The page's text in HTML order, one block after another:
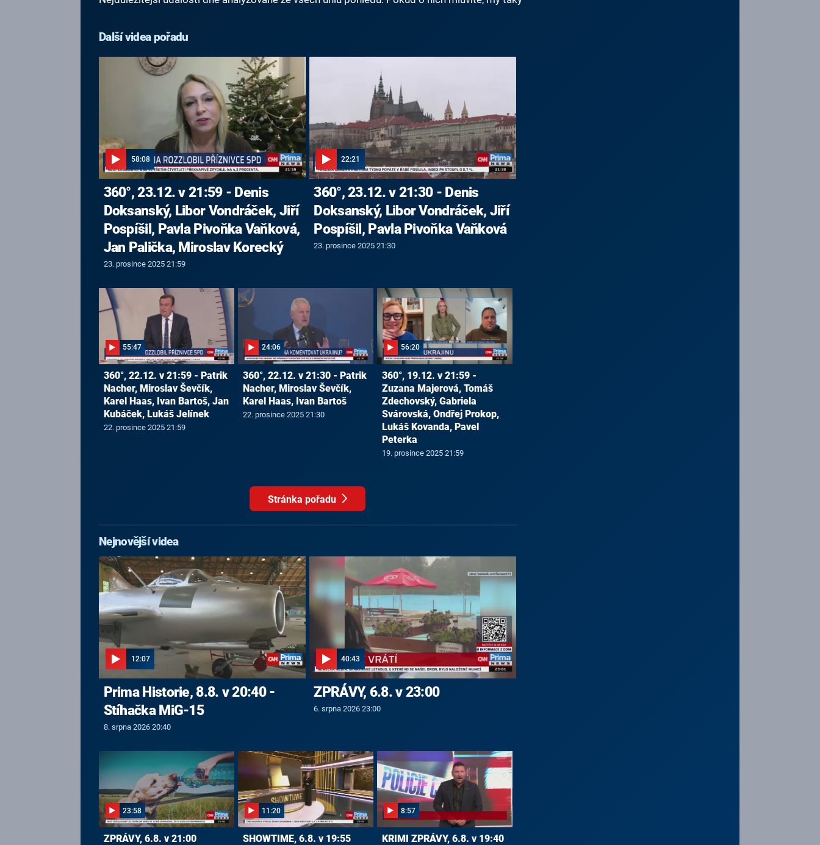
Další videa pořadu
58:08
360°, 23.12. v 21:59 - Denis
Doksanský, Libor Vondráček, Jiří
Pospíšil, Pavla Pivoňka Vaňková,
Jan Palička, Miroslav Korecký
23. prosince 2025 21:59
22:21
360°, 23.12. v 21:30 - Denis
Doksanský, Libor Vondráček, Jiří
Pospíšil, Pavla Pivoňka Vaňková
23. prosince 2025 21:30
55:47
360°, 22.12. v 21:59 - Patrik
Nacher, Miroslav Ševčík,
Karel Haas, Ivan Bartoš, Jan
Kubáček, Lukáš Jelínek
22. prosince 2025 21:59
24:06
360°, 22.12. v 21:30 - Patrik
Nacher, Miroslav Ševčík,
Karel Haas, Ivan Bartoš
22. prosince 2025 21:30
56:20
360°, 19.12. v 21:59 -
Zuzana Majerová, Tomáš
Zdechovský, Gabriela
Svárovská, Ondřej Prokop,
Lukáš Kovanda, Pavel
Peterka
19. prosince 2025 21:59
Stránka pořadu
Nejnovější videa
12:07
Prima Historie, 8.8. v 20:40 -
Stíhačka MiG-15
8. srpna 2026 20:40
40:43
ZPRÁVY, 6.8. v 23:00
6. srpna 2026 23:00
23:58
ZPRÁVY, 6.8. v 21:00
11:20
SHOWTIME, 6.8. v 19:55
8:57
KRIMI ZPRÁVY, 6.8. v 19:40